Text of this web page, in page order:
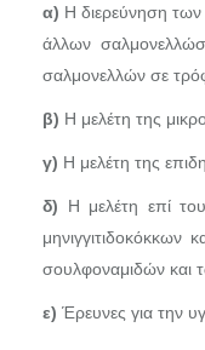
α) Η διερεύνηση
άλλων
σαλμονελλών σε
β) Η μελέτη της
γ) Η μελέτη της
δ) Η μελέτη επί
μηνιγγιτιδοκόκκων
σουλφοναμιδών και
ε) Έρευνες για την